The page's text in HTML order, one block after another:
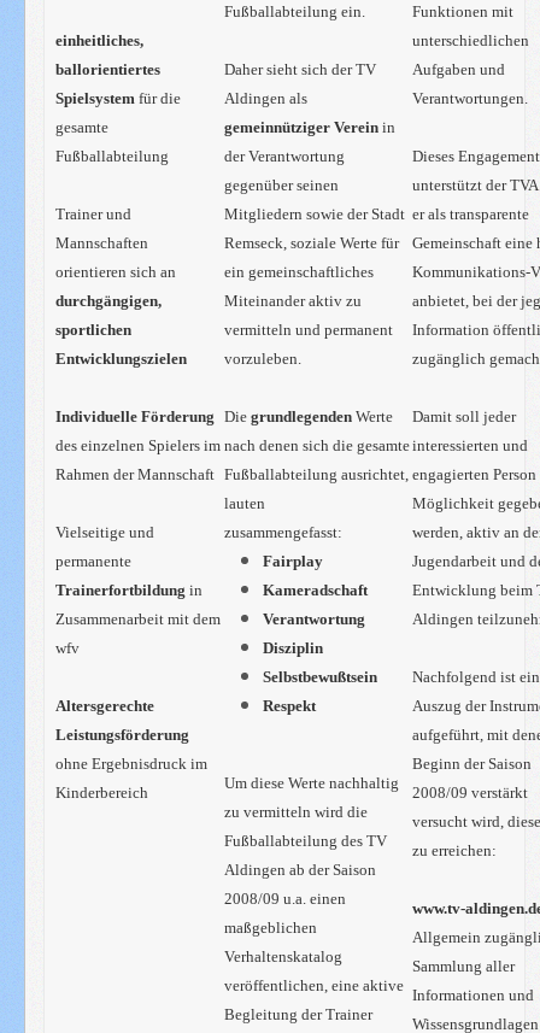
einheitliches,
ballorientiertes
Spielsystem für die
gesamte
Fußballabteilung
Trainer und
Mannschaften
orientieren sich an
durchgängigen,
sportlichen
Entwicklungszielen
Individuelle Förderung
des einzelnen Spielers im
Rahmen der Mannschaft
Vielseitige und
permanente
Trainerfortbildungin
Zusammenarbeit mit dem
wfv
Altersgerechte
Leistungsförderung
ohne Ergebnisdruck im
Kinderbereich
Fußballabteilung ein.
Daher sieht sich der TV
Aldingen als
gemeinnütziger Verein in
der Verantwortung
gegenüber seinen
Mitgliedern sowie der Stadt
Remseck, soziale Werte für
ein gemeinschaftliches
Miteinander aktiv zu
vermitteln und permanent
vorzuleben.
Diegrundlegenden Werte
nach denen sich die gesamte
Fußballabteilung ausrichtet,
lauten
zusammengefasst:
Fairplay
Kameradschaft
Verantwortung
Disziplin
Selbstbewußtsein
Respekt
Um diese Werte nachhaltig
zu vermitteln wird die
Fußballabteilung des TV
Aldingen ab der Saison
2008/09 u.a. einen
maßgeblichen
Verhaltenskatalog
veröffentlichen, eine aktive
Begleitung der Trainer
Funktionenmit
unterschiedlichen
Aufgaben und
Verantwortungen.
Dieses Engagement
unterstützt der
er als transparente
Gemeinschaft eine
Kommunikations-
anbietet, bei der
Information
zugänglich
Damit soll jeder
interessierten und
engagierten
Möglichkeit
werden, aktiv an
Jugendarbeit und
Entwicklung beim
Aldingen
Nachfolgend ist ein
Auszug der
aufgeführt, mit
Beginn der Saison
2008/09verstärkt
versucht wird,
zu erreichen:
www.tv-
Allgemein
Sammlung aller
Informationen und